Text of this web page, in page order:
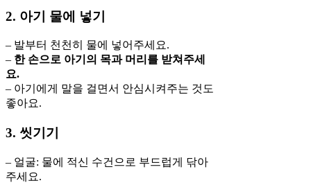
2. 아기 물에 넣기
– 발부터 천천히 물에 넣어주세요.
– 한 손으로 아기의 목과 머리를 받쳐주세
요.
– 아기에게 말을 걸면서 안심시켜주는 것도
좋아요.
3. 씻기기
– 얼굴: 물에 적신 수건으로 부드럽게 닦아
주세요.